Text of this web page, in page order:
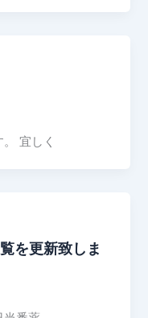
宜しく
を更新致しま